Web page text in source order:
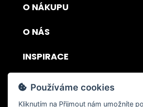
O NÁKUPU
O NÁS
INSPIRACE
DOPRAVA A PLATBA
Používáme cookies
Kliknutím na Přijmout nám umožníte